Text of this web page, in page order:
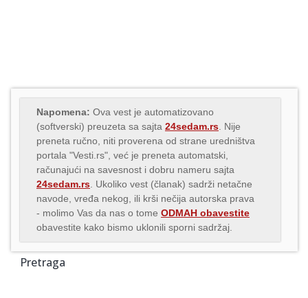
Napomena: Ova vest je automatizovano
(softverski) preuzeta sa sajta 24sedam.rs . Nije
preneta ručno, niti proverena od strane uredništva
portala "Vesti.rs", već je preneta automatski,
računajući na savesnost i dobru nameru sajta
24sedam.rs . Ukoliko vest (članak) sadrži netačne
navode, vređa nekog, ili krši nečija autorska prava
- molimo Vas da nas o tome ODMAH obavestite
obavestite kako bismo uklonili sporni sadržaj.
Pretraga